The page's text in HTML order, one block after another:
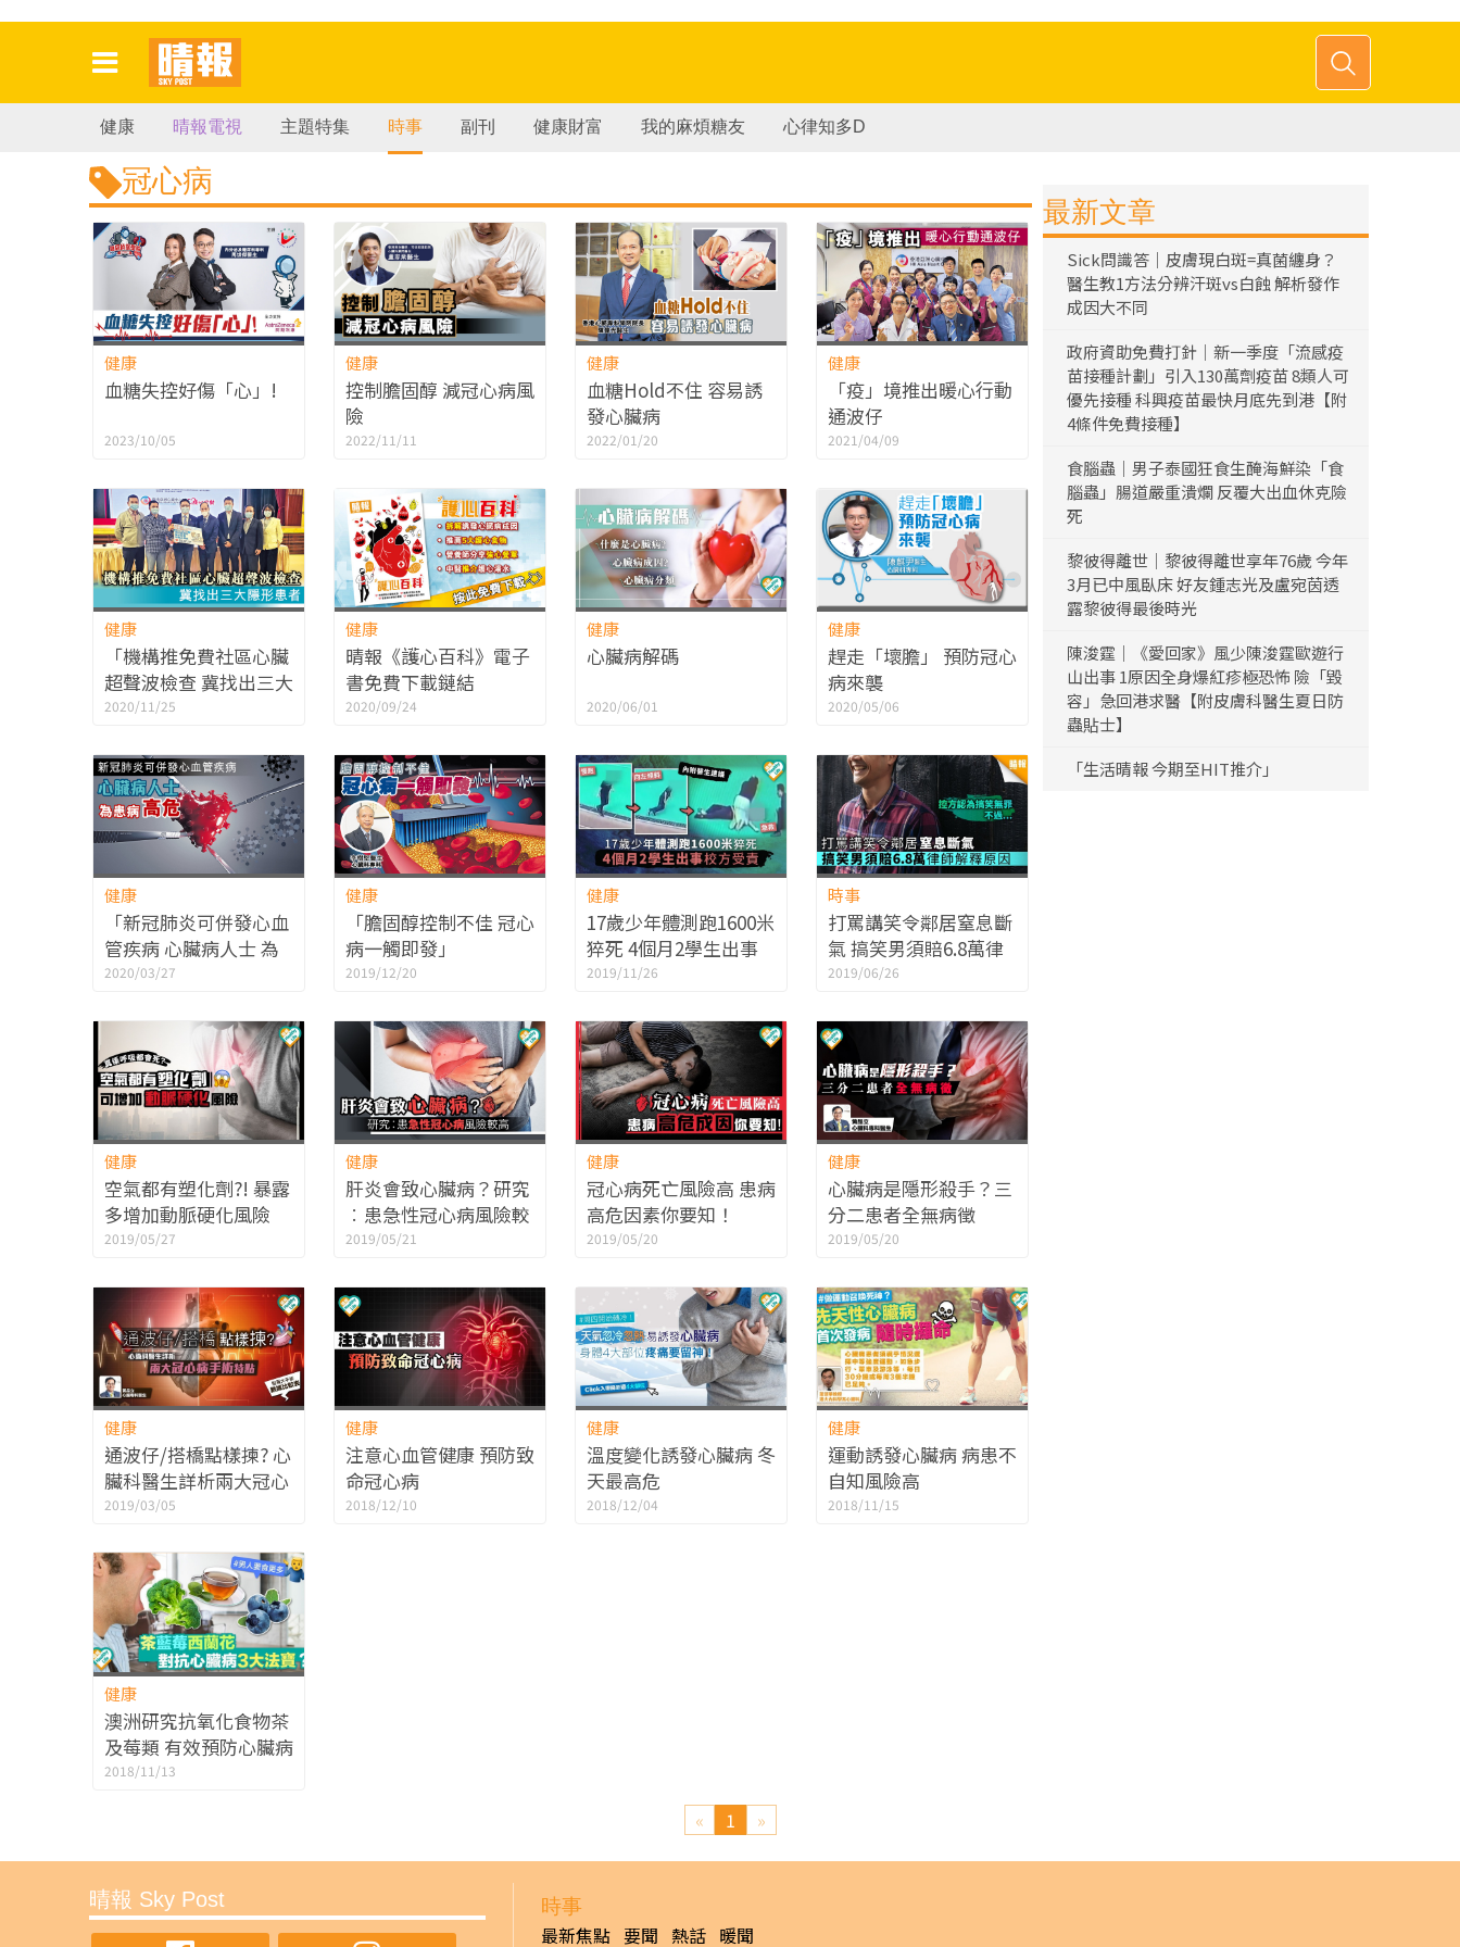
健康 晴報電視 主題特集 時事 副刊 健康財富 我的麻煩糖友 心律知多D
冠心病
健康
血糖失控好傷「心」!
2023/10/05
健康
控制膽固醇 減冠心病風
險
2022/11/11
健康
血糖Hold不住 容易誘
發心臟病
2022/01/20
健康
「疫」境推出暖心行動
通波仔
2021/04/09
健康
「機構推免費社區心臟
超聲波檢查 冀找出三大
隱形患者」
2020/11/25
健康
晴報《護心百科》電子
書免費下載鏈結
2020/09/24
健康
心臟病解碼
2020/06/01
健康
趕走「壞膽」 預防冠心
病來襲
2020/05/06
健康
「新冠肺炎可併發心血
管疾病 心臟病人士 為
患病高危」
2020/03/27
健康
「膽固醇控制不佳 冠心
病一觸即發」
2019/12/20
健康
17歲少年體測跑1600米
猝死 4個月2學生出事
校方受責
2019/11/26
時事
打罵講笑令鄰居窒息斷
氣 搞笑男須賠6.8萬律
師解釋原因
2019/06/26
健康
空氣都有塑化劑?! 暴露
多增加動脈硬化風險
2019/05/27
健康
肝炎會致心臟病？研究
︰患急性冠心病風險較
高
2019/05/21
健康
冠心病死亡風險高 患病
高危因素你要知！
2019/05/20
健康
心臟病是隱形殺手？三
分二患者全無病徵
2019/05/20
健康
通波仔/搭橋點樣揀? 心
臟科醫生詳析兩大冠心
病手術特點
2019/03/05
健康
注意心血管健康 預防致
命冠心病
2018/12/10
健康
溫度變化誘發心臟病 冬
天最高危
2018/12/04
健康
運動誘發心臟病 病患不
自知風險高
2018/11/15
健康
澳洲研究抗氧化食物茶
及莓類 有效預防心臟病
冠心病中風
2018/11/13
最新文章
Sick問識答｜皮膚現白斑=真菌纏身？
醫生教1方法分辨汗斑vs白蝕 解析發作
成因大不同
政府資助免費打針｜新一季度「流感疫
苗接種計劃」引入130萬劑疫苗 8類人可
優先接種 科興疫苗最快月底先到港【附
4條件免費接種】
食腦蟲｜男子泰國狂食生醃海鮮染「食
腦蟲」腸道嚴重潰爛 反覆大出血休克險
死
黎彼得離世｜黎彼得離世享年76歲 今年
3月已中風臥床 好友鍾志光及盧宛茵透
露黎彼得最後時光
陳浚霆｜《愛回家》風少陳浚霆歐遊行
山出事 1原因全身爆紅疹極恐怖 險「毀
容」急回港求醫【附皮膚科醫生夏日防
蟲貼士】
「生活晴報 今期至HIT推介」
« 1 »
晴報 Sky Post 時事
最新焦點 要聞 熱話 暖聞